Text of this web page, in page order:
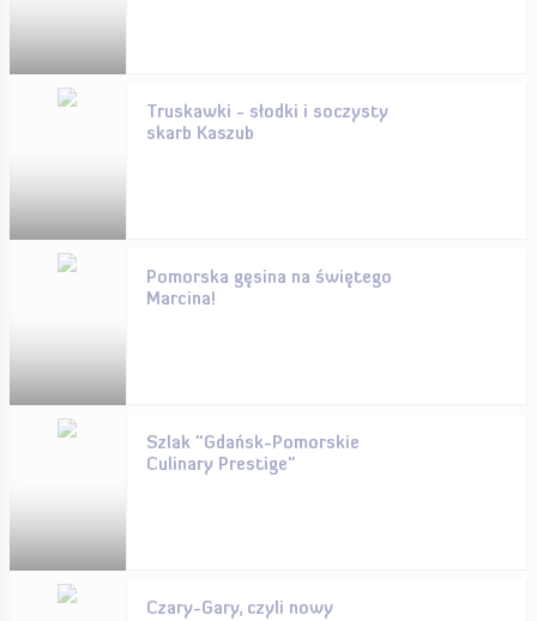
Truskawki - słodki i soczysty
skarb Kaszub
Pomorska gęsina na świętego
Marcina!
Szlak "Gdańsk-Pomorskie
Culinary Prestige"
Czary-Gary, czyli nowy